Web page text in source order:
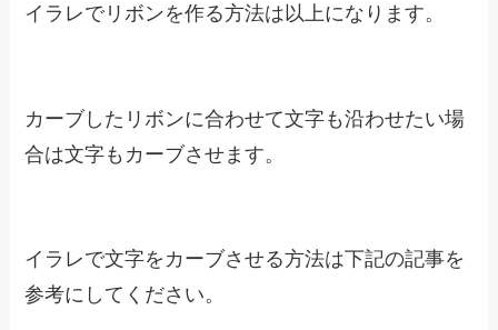
イラレでリボンを作る方法は以上になります。
カーブしたリボンに合わせて文字も沿わせたい場
合は文字もカーブさせます。
イラレで文字をカーブさせる方法は下記の記事を
参考にしてください。